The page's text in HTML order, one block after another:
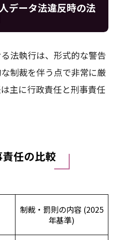
データ法違反時の法
法執行は、形式的な警告
制裁を伴う点で非常に厳
主に行政責任と刑事責任
任の比較
制裁・罰則の内容 (2025
年基準)